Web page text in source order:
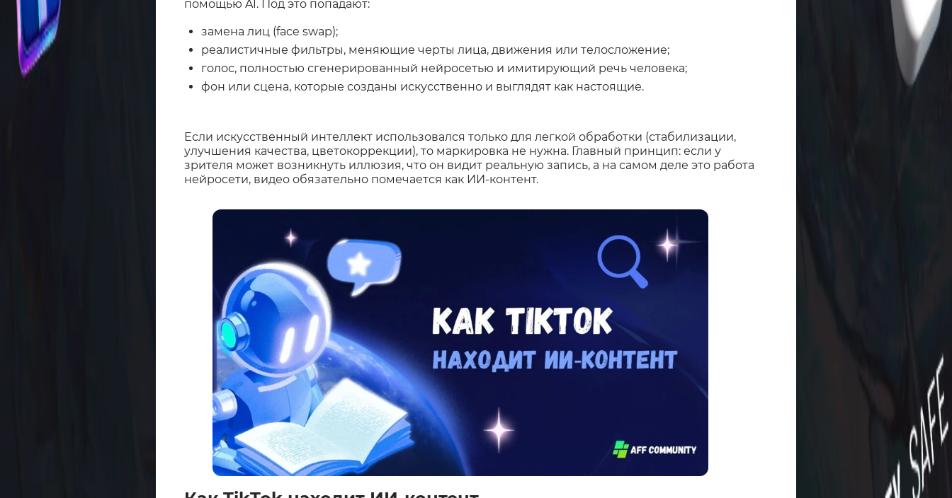
помощью AI. Под это попадают:
замена лиц (face swap);
реалистичные фильтры, меняющие черты лица, движения или телосложение;
голос, полностью сгенерированный нейросетью и имитирующий речь человека;
фон или сцена, которые созданы искусственно и выглядят как настоящие.
Если искусственный интеллект использовался только для легкой обработки (стабилизации,
улучшения качества, цветокоррекции), то маркировка не нужна. Главный принцип: если у
зрителя может возникнуть иллюзия, что он видит реальную запись, а на самом деле это работа
нейросети, видео обязательно помечается как ИИ-контент.